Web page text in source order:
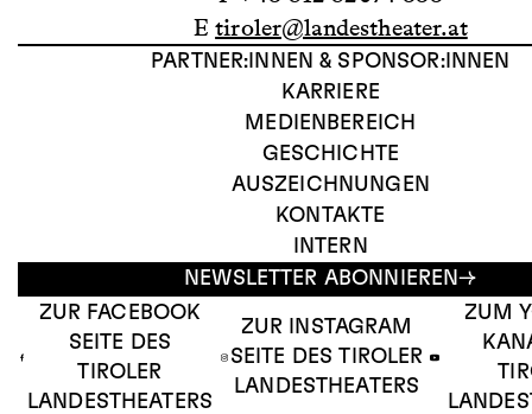
Etiroler@landestheater.at
PARTNER:INNEN & SPONSOR:INNEN
KARRIERE
MEDIENBEREICH
GESCHICHTE
AUSZEICHNUNGEN
KONTAKTE
INTERN
NEWSLETTER ABONNIEREN
ZUR FACEBOOK
SEITE DES
TIROLER
LANDESTHEATERS
ZUR INSTAGRAM
SEITE DES TIROLER
LANDESTHEATERS
ZUM